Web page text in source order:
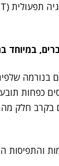
במיוחד
כפחות
בקרב חלק
והתפיסות